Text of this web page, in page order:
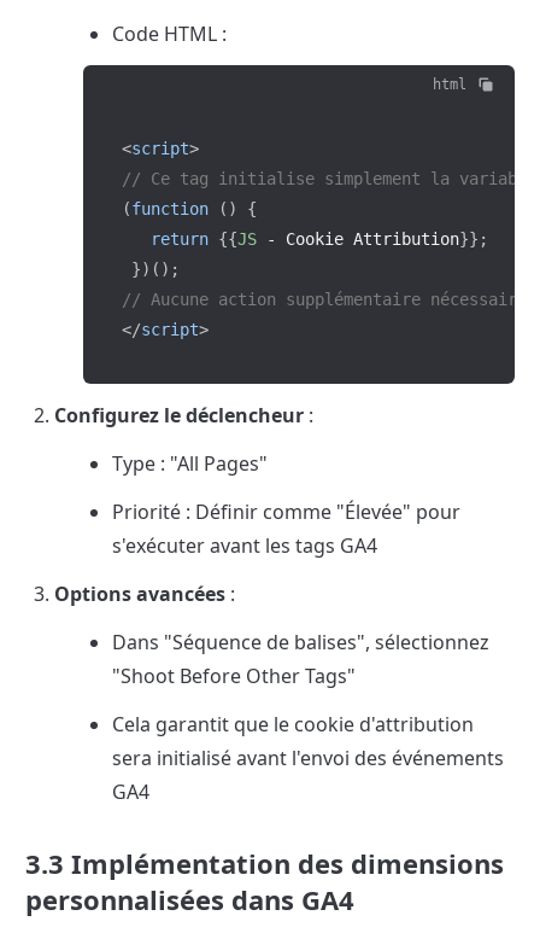
Code HTML :
html
<script>
// Ce tag initialise simplement la
(function ( )
{
return {{JS - Cookie Attribution}} ;
}) ( ) ;
// Aucune action supplémentaire
</script>
Configurez le déclencheur :
Type : "All Pages"
Priorité : Définir comme "Élevée" pour
s'exécuter avant les tags GA4
Options avancées :
Dans "Séquence de balises", sélectionnez
"Shoot Before Other Tags"
Cela garantit que le cookie d'attribution
sera initialisé avant l'envoi des événements
GA4
3.3 Implémentation des dimensions
personnalisées dans GA4